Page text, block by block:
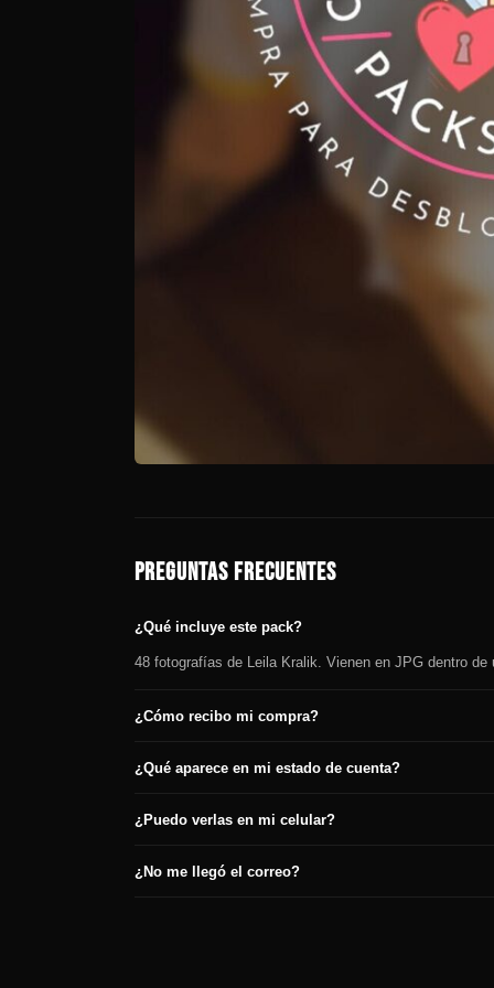
PREGUNTAS FRECUENTES
¿Qué incluye este pack?
48 fotografías de Leila Kralik. Vienen en JPG dentro
¿Cómo recibo mi compra?
¿Qué aparece en mi estado de cuenta?
¿Puedo verlas en mi celular?
¿No me llegó el correo?